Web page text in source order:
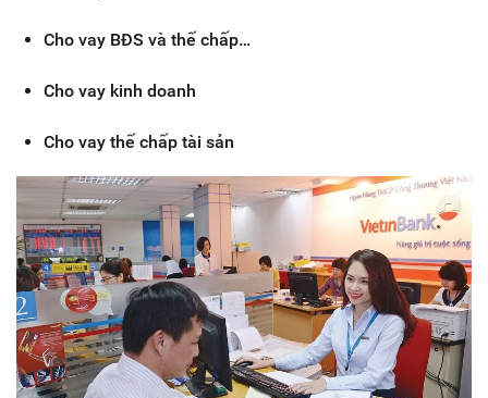
Cho vay BĐS và thế chấp…
Cho vay kinh doanh
Cho vay thế chấp tài sản